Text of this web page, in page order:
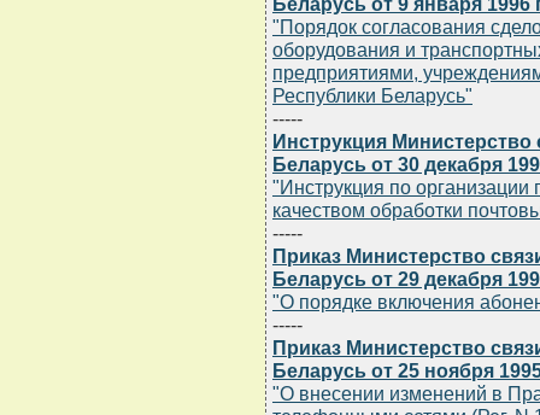
"Порядок согласования
оборудования и
предприятиями,
Республики Беларусь"
-----
Инструкция
Беларусь от 30 декабря
"Инструкция по организации
качеством обработки
-----
Приказ Министерство
Беларусь от 29 декабря
"О порядке включения
-----
Приказ Министерство
Беларусь от 25 ноября
"О внесении изменений в